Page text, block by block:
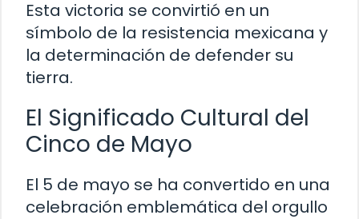
Esta victoria se convirtió en un
símbolo de la resistencia mexicana y
la determinación de defender su
tierra.
El Significado Cultural del
Cinco de Mayo
El 5 de mayo se ha convertido en una
celebración emblemática del orgullo